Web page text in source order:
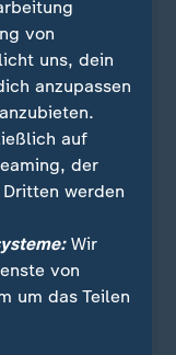
Laufenden
von
uns, dein
anzupassen
auf
der
werden
Wir
von
um das Teilen